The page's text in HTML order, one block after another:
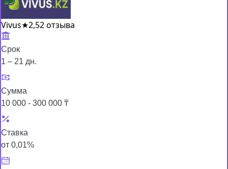
Vivus★2,52 отзыва
Срок
1 – 21 дн.
Сумма
10 000 - 300 000 ₸
Ставка
от 0,01%